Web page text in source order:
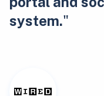
system."